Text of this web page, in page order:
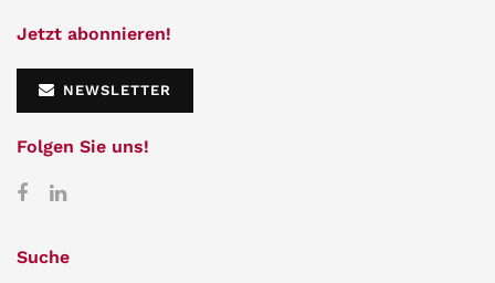
Jetzt abonnieren!
NEWSLETTER
Folgen Sie uns!
Suche